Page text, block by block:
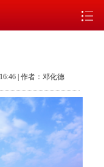
| 作者：邓化德